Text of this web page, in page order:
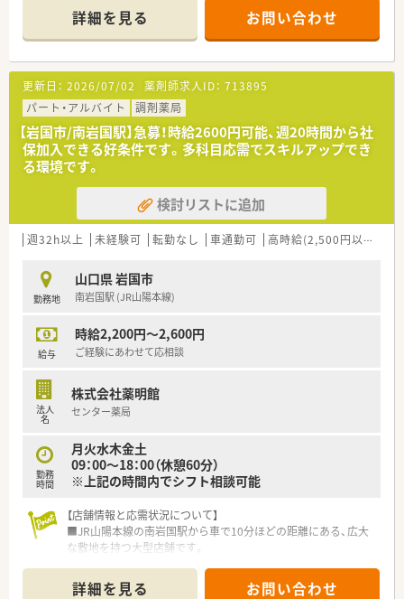
＊------------------------------------------＊
【店舗情報と応需状況について】
■JR岩国駅から車で6分ほどの距離に位置しており、近隣には商
業施設も多いため仕事終わりの買い物にも大変便利な立地で
す。
■隣接するクリニックより内科をメインに応需しており、処方箋
枚数は1日平均118枚と地域に密着した安定感のある店舗です。
■薬剤師は常勤4名が在籍しており、常時3名から4名体制で業務
を分担しているため、一人ひとりの負担が少なくゆとりがありま
す。
【募集背景と求める人物像について】
■今回は欠員補充による募集となっており、調剤経験3年以上を
目安に即戦力として活躍いただける正社員の方を求めていま
す。
な関係性を築きながら誠実に業務へ取り組める方を歓迎しま
す。
■会社からのノルマに縛られず、現場の状況に合わせて柔軟に対
【法人特徴について】
す。
■「心地の良い薬局づくり」を理念に掲げ、スタッフの満足度が
す。
■大手チェーンのような過度なノルマや加算への縛りがなく、各
現場の自主性を尊重する自由でフランクな社風が特徴的です。
詳細を見る お問い合わせ
更新日： 2026/07/02 薬剤師求人ID： 713895
パート・アルバイト
調剤薬局
【岩国市/南岩国駅】急募！時給2600円可能、週20時間から社
保加入できる好条件です。多科目応需でスキルアップでき
る環境です。
検討リストに追加
週32h以上 未経験可 転勤なし 車通勤可 高時給(2,500円以上)
勤務地
山口県 岩国市
南岩国駅 (JR山陽本線)
給与
時給2,200円～2,600円
ご経験にあわせて応相談
法人
名
株式会社薬明館
センター薬局
勤務
時間
月火水木金土
09：00～18：00（休憩60分）
※上記の時間内でシフト相談可能
【店舗情報と応需状況について】
■JR山陽本線の南岩国駅から車で10分ほどの距離にある、広大
な敷地を持つ大型店舗です。
数は140枚から220枚です。
詳細を見る お問い合わせ